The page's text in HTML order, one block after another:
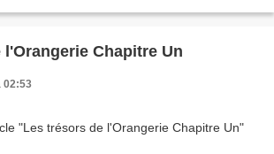
Chapitre Un
02:53